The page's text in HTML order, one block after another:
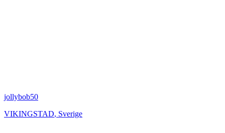
jollybob50
VIKINGSTAD, Sverige